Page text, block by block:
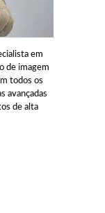
em
de imagem
todos os
avançadas
de alta